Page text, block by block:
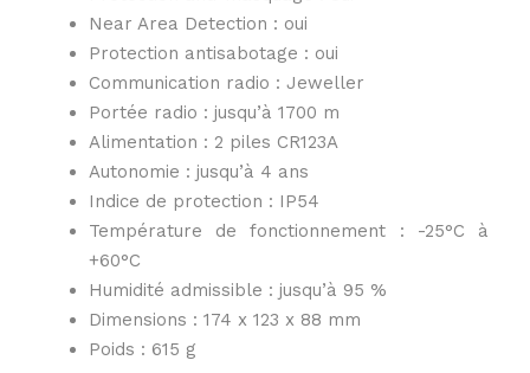
Near Area Detection : oui
Protection antisabotage : oui
Communication radio : Jeweller
Portée radio : jusqu’à 1700 m
Alimentation : 2 piles CR123A
Autonomie : jusqu’à 4 ans
Indice de protection : IP54
Température de fonctionnement : -25°C à
+60°C
Humidité admissible : jusqu’à 95 %
Dimensions : 174 x 123 x 88 mm
Poids : 615 g